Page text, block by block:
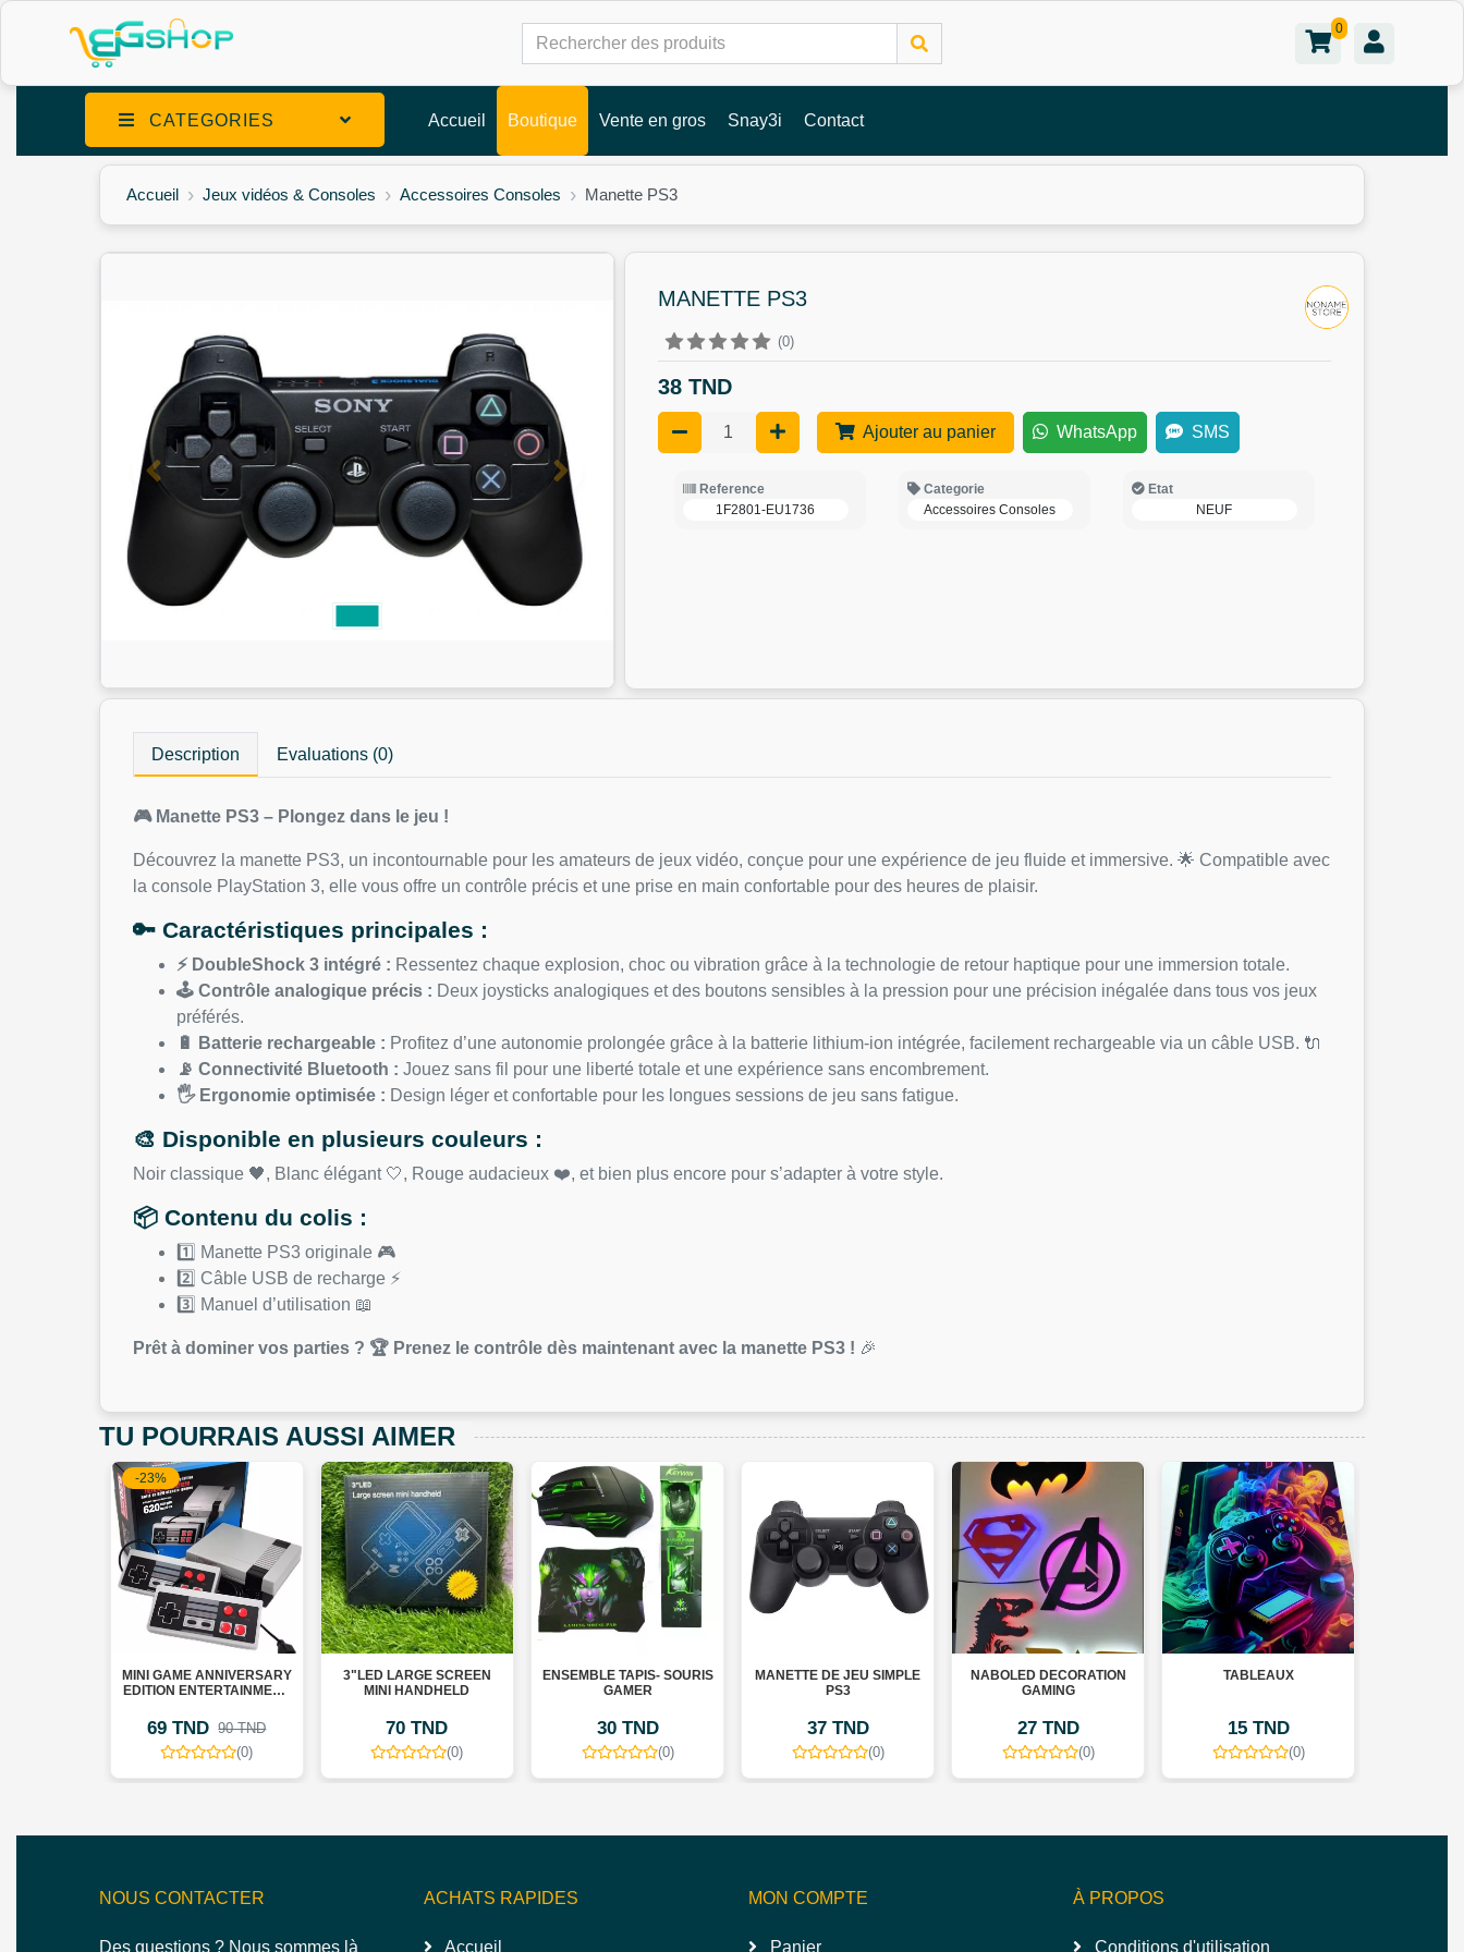
0
CATEGORIES Accueil Boutique Vente en gros Snay3i Contact
Accueil Jeux vidéos & Consoles Accessoires Consoles Manette PS3
MANETTE PS3
(0)
38 TND
Ajouter au panier WhatsApp SMS
Reference
1F2801-EU1736
Categorie
Accessoires Consoles
Etat
NEUF
Description Evaluations (0)
🎮 Manette PS3 – Plongez dans le jeu !
Découvrez la manette PS3, un incontournable pour les amateurs de jeux vidéo, conçue pour une expérience de jeu fluide et immersive. 🌟 Compatible avec
la console PlayStation 3, elle vous offre un contrôle précis et une prise en main confortable pour des heures de plaisir.
🔑 Caractéristiques principales :
⚡ DoubleShock 3 intégré : Ressentez chaque explosion, choc ou vibration grâce à la technologie de retour haptique pour une immersion totale.
🕹️ Contrôle analogique précis : Deux joysticks analogiques et des boutons sensibles à la pression pour une précision inégalée dans tous vos jeux
préférés.
🔋 Batterie rechargeable : Profitez d’une autonomie prolongée grâce à la batterie lithium-ion intégrée, facilement rechargeable via un câble USB. 🔌
📡 Connectivité Bluetooth : Jouez sans fil pour une liberté totale et une expérience sans encombrement.
🖐️ Ergonomie optimisée : Design léger et confortable pour les longues sessions de jeu sans fatigue.
🎨 Disponible en plusieurs couleurs :
Noir classique 🖤, Blanc élégant 🤍, Rouge audacieux ❤️, et bien plus encore pour s’adapter à votre style.
📦 Contenu du colis :
1️⃣ Manette PS3 originale 🎮
2️⃣ Câble USB de recharge ⚡
3️⃣ Manuel d’utilisation 📖
Prêt à dominer vos parties ? 🏆 Prenez le contrôle dès maintenant avec la manette PS3 ! 🎉
TU POURRAIS AUSSI AIMER
MINI GAME ANNIVERSARY
EDITION ENTERTAINMENT
90 TND
(0)
3"LED LARGE SCREEN
MINI HANDHELD
(0)
ENSEMBLE TAPIS- SOURIS
(0)
MANETTE DE JEU SIMPLE
(0)
NABOLED DECORATION
(0)
TABLEAUX
(0)
-15%
NOUS CONTACTER
Des questions ? Nous sommes là
ACHATS RAPIDES
Accueil
MON COMPTE
Panier
À PROPOS
Conditions d'utilisation